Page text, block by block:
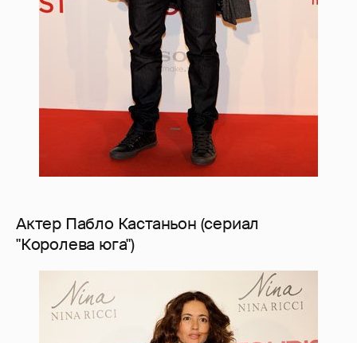
Актер Пабло Кастаньон (сериал
"Королева юга")